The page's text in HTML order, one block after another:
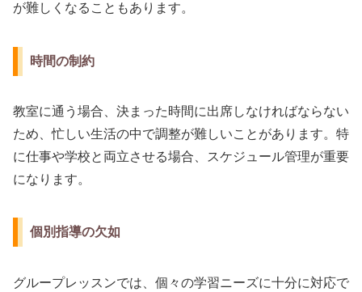
が難しくなることもあります。
時間の制約
教室に通う場合、決まった時間に出席しなければならない
ため、忙しい生活の中で調整が難しいことがあります。特
に仕事や学校と両立させる場合、スケジュール管理が重要
になります。
個別指導の欠如
グループレッスンでは、個々の学習ニーズに十分に対応で